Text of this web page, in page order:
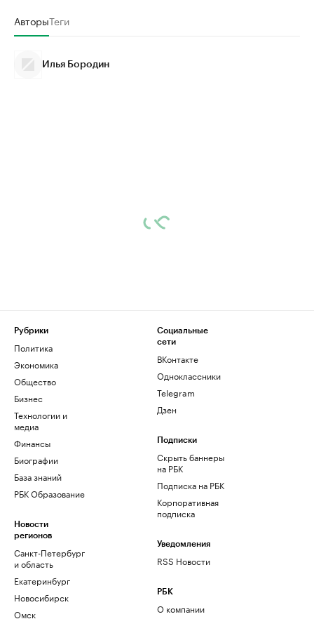
АвторыТеги
Илья Бородин
Рубрики
Политика
Экономика
Общество
Бизнес
Технологии и
медиа
Финансы
Биографии
База знаний
РБК Образование
Новости
регионов
Санкт-Петербург
и область
Екатеринбург
Новосибирск
Омск
Социальные
сети
ВКонтакте
Одноклассники
Telegram
Дзен
Подписки
Скрыть баннеры
на РБК
Подписка на РБК
Корпоративная
подписка
Уведомления
RSS Новости
РБК
О компании